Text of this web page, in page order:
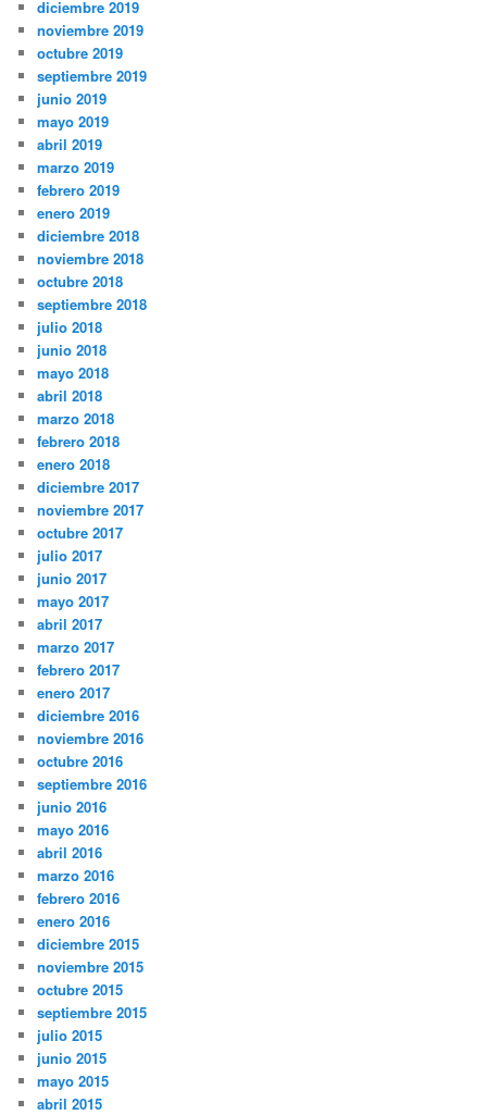
diciembre 2019
noviembre 2019
octubre 2019
septiembre 2019
junio 2019
mayo 2019
abril 2019
marzo 2019
febrero 2019
enero 2019
diciembre 2018
noviembre 2018
octubre 2018
septiembre 2018
julio 2018
junio 2018
mayo 2018
abril 2018
marzo 2018
febrero 2018
enero 2018
diciembre 2017
noviembre 2017
octubre 2017
julio 2017
junio 2017
mayo 2017
abril 2017
marzo 2017
febrero 2017
enero 2017
diciembre 2016
noviembre 2016
octubre 2016
septiembre 2016
junio 2016
mayo 2016
abril 2016
marzo 2016
febrero 2016
enero 2016
diciembre 2015
noviembre 2015
octubre 2015
septiembre 2015
julio 2015
junio 2015
mayo 2015
abril 2015